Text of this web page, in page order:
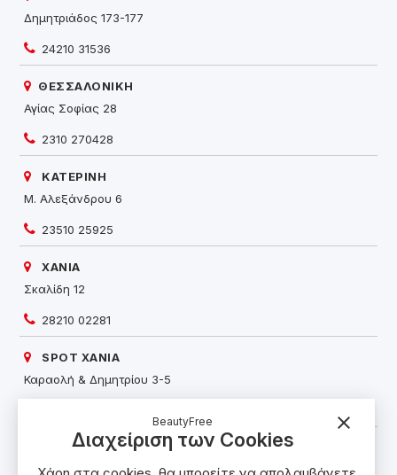
Δημητριάδος 173-177
24210 31536
ΘΕΣΣΑΛΟΝΙΚΗ
Αγίας Σοφίας 28
2310 270428
ΚΑΤΕΡΙΝΗ
Μ. Αλεξάνδρου 6
23510 25925
ΧΑΝΙΑ
Σκαλίδη 12
28210 02281
SPOT ΧΑΝΙΑ
Καραολή & Δημητρίου 3-5
ΡΕΘΥΜΝΟ
Κουντουριώτου 84
BeautyFree
Διαχείριση των Cookies
close